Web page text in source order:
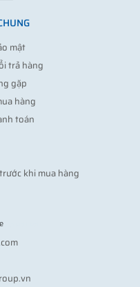
mật
trả hàng
gặp
hàng
toán
khi mua hàng